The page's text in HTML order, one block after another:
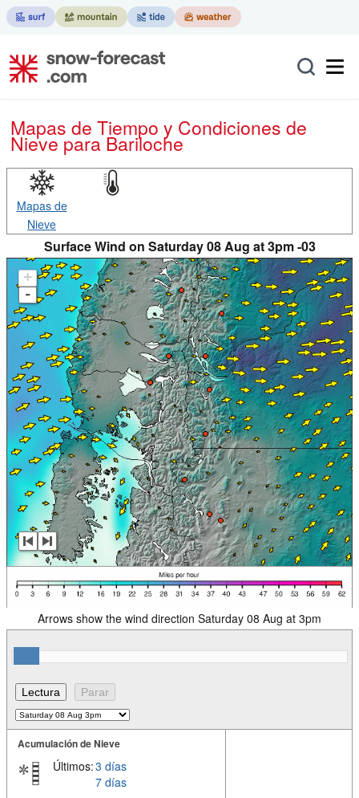
Mapas de Tiempo y Condiciones de
Nievepara Bariloche
Mapas de
Nieve
Surface Wind on Saturday 08 Aug at 3pm -03
+
-
Arrows show the wind direction Saturday 08 Aug at 3pm
Acumulación de Nieve
Últimos:3 días
7 días